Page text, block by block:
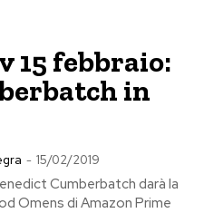
15 febbraio:
in
- 15/02/2019
Cumberbatch darà la
Omens di Amazon Prime